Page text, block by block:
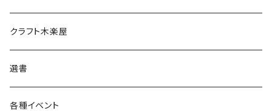
食料品
その他
書籍
ウェア
クラフト木楽屋
選書
各種イベント